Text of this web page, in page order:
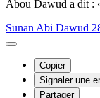
Abou Dawud a dit :
Sunan Abi Dawud
Copier
Signaler une
Partager